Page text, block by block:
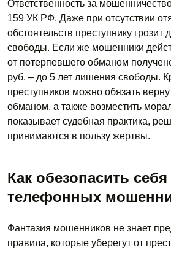
Ответственность за
159 УК РФ. Даже при отсутствии
обстоятельств преступнику грозит
свободы. Если же мошенники
от потерпевшего обманом
руб. – до 5 лет лишения свободы.
преступников можно обязать
обманом, а также возместить
показывает судебная практика,
принимаются в пользу жертвы.
Как обезопасить себя
телефонных
Фантазия мошенников не знает
правила, которые уберегут от